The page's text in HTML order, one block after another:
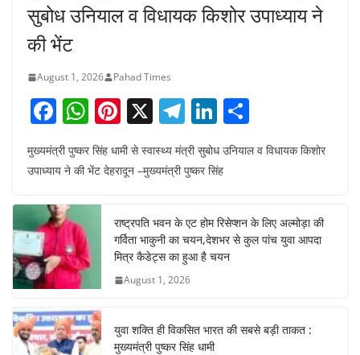
सुबोध उनियाल व विधायक किशोर उपाध्याय ने
की भेंट
August 1, 2026 Pahad Times
F
a
c
b
o
o
k
W
h
at
A
p
p
Pi
nt
er
e
st
X T
el
e
gr
a
m
Li
n
k
dI
n
ar
मुख्यमंत्री पुष्कर सिंह धामी से स्वास्थ्य मंत्री सुबोध उनियाल व विधायक किशोर
उपाध्याय ने की भेंट देहरादून –मुख्यमंत्री पुष्कर सिंह
राष्ट्रपति भवन के एट होम रिसेप्शन के लिए अल्मोड़ा की
गर्विता भाकुनी का चयन,देशभर से कुल पांच युवा आपदा
मित्र कैडेट्स का हुआ है चयन
August 1, 2026
युवा शक्ति ही विकसित भारत की सबसे बड़ी ताकत :
मुख्यमंत्री पुष्कर सिंह धामी